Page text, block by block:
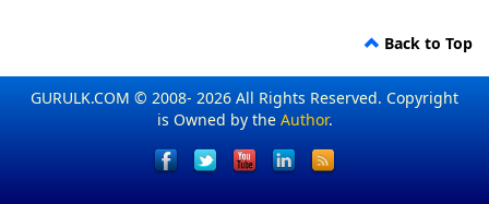
Back to Top
GURULK.COM © 2008- 2026 All Rights Reserved. Copyright
is Owned by the Author.